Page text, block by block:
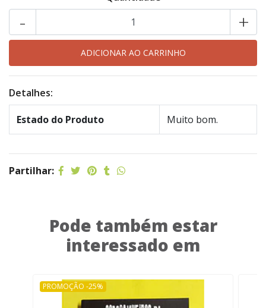
+
-
Detalhes:
Estado do Produto Muito bom.
Partilhar:
Pode também estar
interessado em
PROMOÇÃO -25%